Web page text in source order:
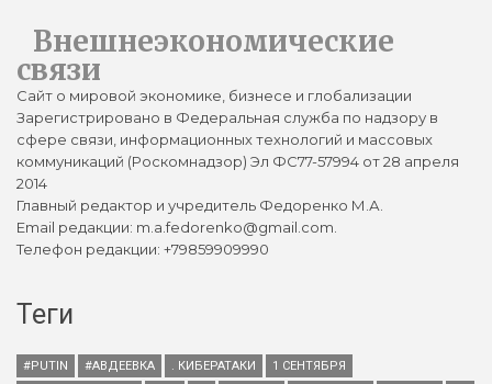
Внешнеэкономические
связи
Сайт о мировой экономике, бизнесе и глобализации
Зарегистрировано в Федеральная служба по надзору в
сфере связи, информационных технологий и массовых
коммуникаций (Роскомнадзор) Эл ФС77-57994 от 28 апреля
2014
Главный редактор и учредитель Федоренко М.А.
Email редакции: m.a.fedorenko@gmail.com.
Телефон редакции: +79859909990
Теги
#PUTIN #АВДЕЕВКА . КИБЕРАТАКИ
1 СЕНТЯБРЯ